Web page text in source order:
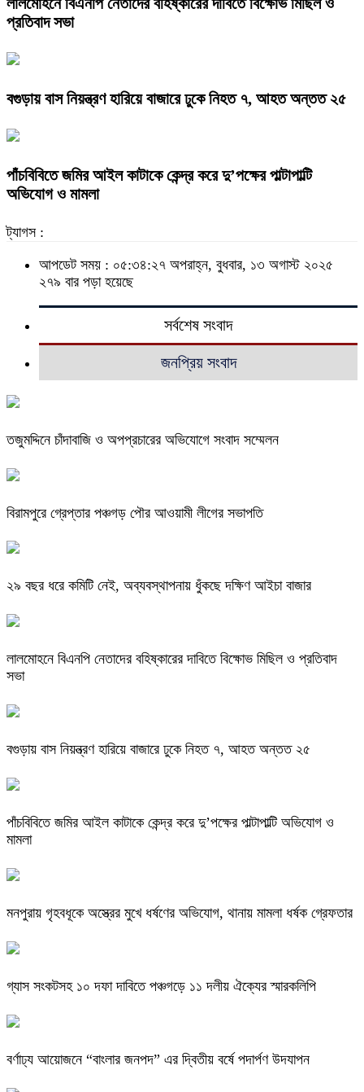
প্রতিবাদ সভা
বগুড়ায় বাস নিয়ন্ত্রণ হারিয়ে বাজারে ঢুকে নিহত ৭, আহত অন্তত ২৫
পাঁচবিবিতে জমির আইল কাটাকে কেন্দ্র করে দু’পক্ষের পাল্টাপাল্টি
অভিযোগ ও মামলা
ট্যাগস :
আপডেট সময় : ০৫:৩৪:২৭ অপরাহ্ন, বুধবার, ১৩ অগাস্ট ২০২৫
২৭৯ বার পড়া হয়েছে
সর্বশেষ সংবাদ
জনপ্রিয় সংবাদ
তজুমদ্দিনে চাঁদাবাজি ও অপপ্রচারের অভিযোগে সংবাদ সম্মেলন
বিরামপুরে গ্রেপ্তার পঞ্চগড় পৌর আওয়ামী লীগের সভাপতি
২৯ বছর ধরে কমিটি নেই, অব্যবস্থাপনায় ধুঁকছে দক্ষিণ আইচা বাজার
লালমোহনে বিএনপি নেতাদের বহিষ্কারের দাবিতে বিক্ষোভ মিছিল ও প্রতিবাদ
সভা
বগুড়ায় বাস নিয়ন্ত্রণ হারিয়ে বাজারে ঢুকে নিহত ৭, আহত অন্তত ২৫
পাঁচবিবিতে জমির আইল কাটাকে কেন্দ্র করে দু’পক্ষের পাল্টাপাল্টি অভিযোগ ও
মামলা
মনপুরায় গৃহবধূকে অস্ত্রের মুখে ধর্ষণের অভিযোগ, থানায় মামলা ধর্ষক গ্রেফতার
গ্যাস সংকটসহ ১০ দফা দাবিতে পঞ্চগড়ে ১১ দলীয় ঐক্যের স্মারকলিপি
বর্ণাঢ্য আয়োজনে “বাংলার জনপদ” এর দ্বিতীয় বর্ষে পদার্পণ উদযাপন